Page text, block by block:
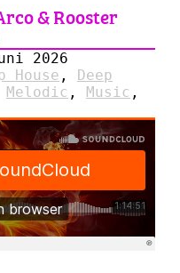
& Rooster
2026
House ,
Deep
Melodic , Music ,